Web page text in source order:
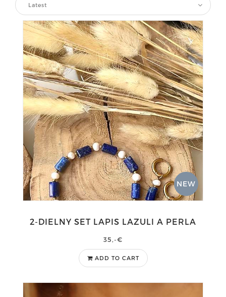
Latest
NEW
2-DIELNY SET LAPIS LAZULI A PERLA
35,-€
ADD TO CART